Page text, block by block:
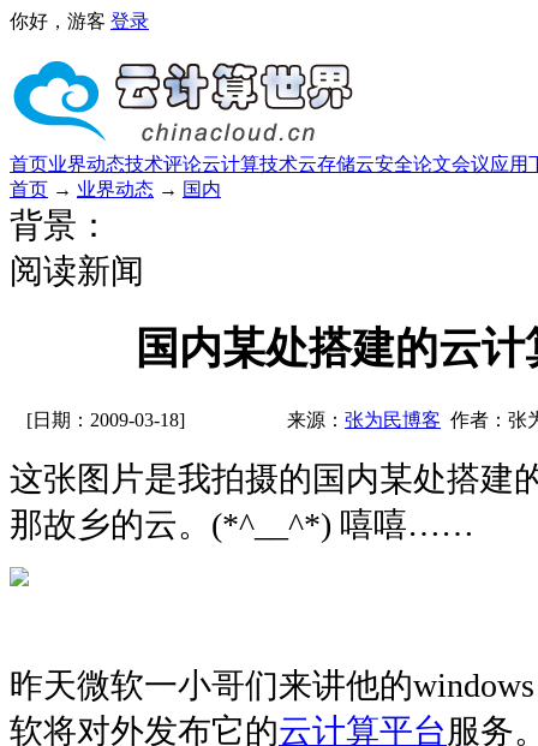
你好，游客 登录
首页业界动态技术评论云计算技术云存储云安全论文会议应用
首页 → 业界动态 → 国内
背景：
阅读新闻
国内某处搭建的云
[日期：2009-03-18] 来源： 张为民博客 作者：张
这张图片是我拍摄的国内某处搭建
那故乡的云。(*^__^*) 嘻嘻……
昨天微软一小哥们来讲他的
软将对外发布它的云计算平台服务